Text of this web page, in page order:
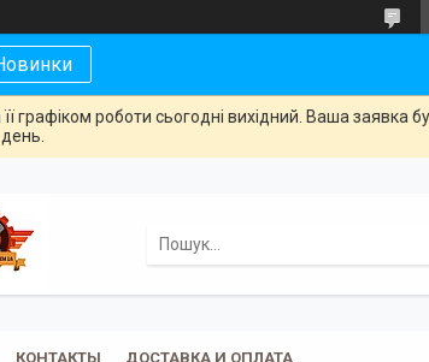
графіком роботи сьогодні вихідний. Ваша
день.
КОНТАКТЫ ДОСТАВКА И ОПЛАТА